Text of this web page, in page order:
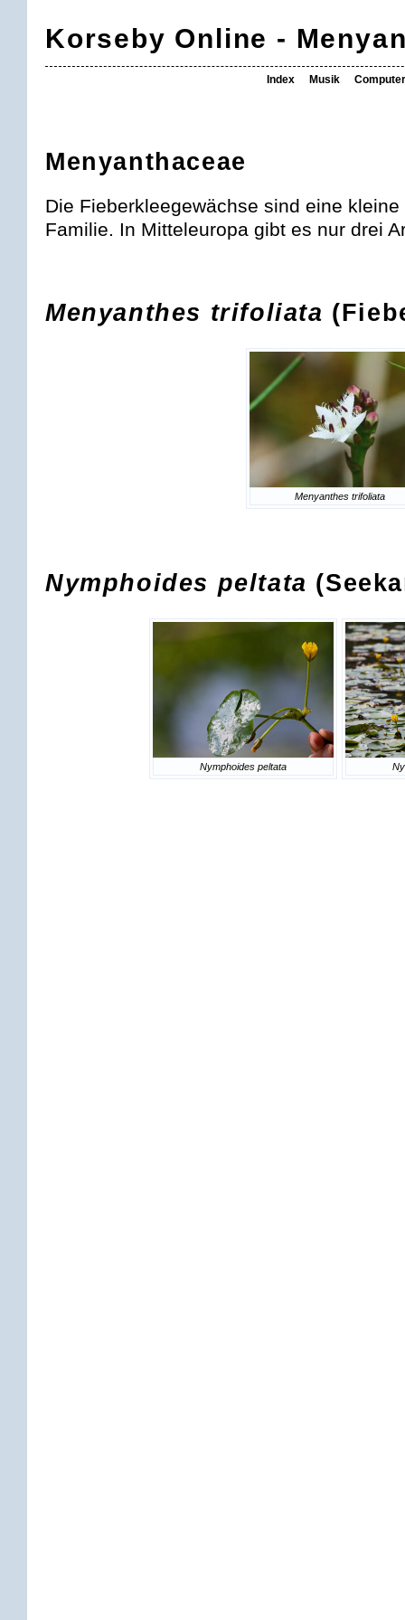
Korseby Online -
Computer
Musik
Index
Menyanthaceae
Die Fieberkleegewächse sind eine
Familie. In Mitteleuropa gibt es nur drei
Menyanthes trifoliata
Menyanthes trifoliata
Nymphoides peltata
Nymphoides peltata